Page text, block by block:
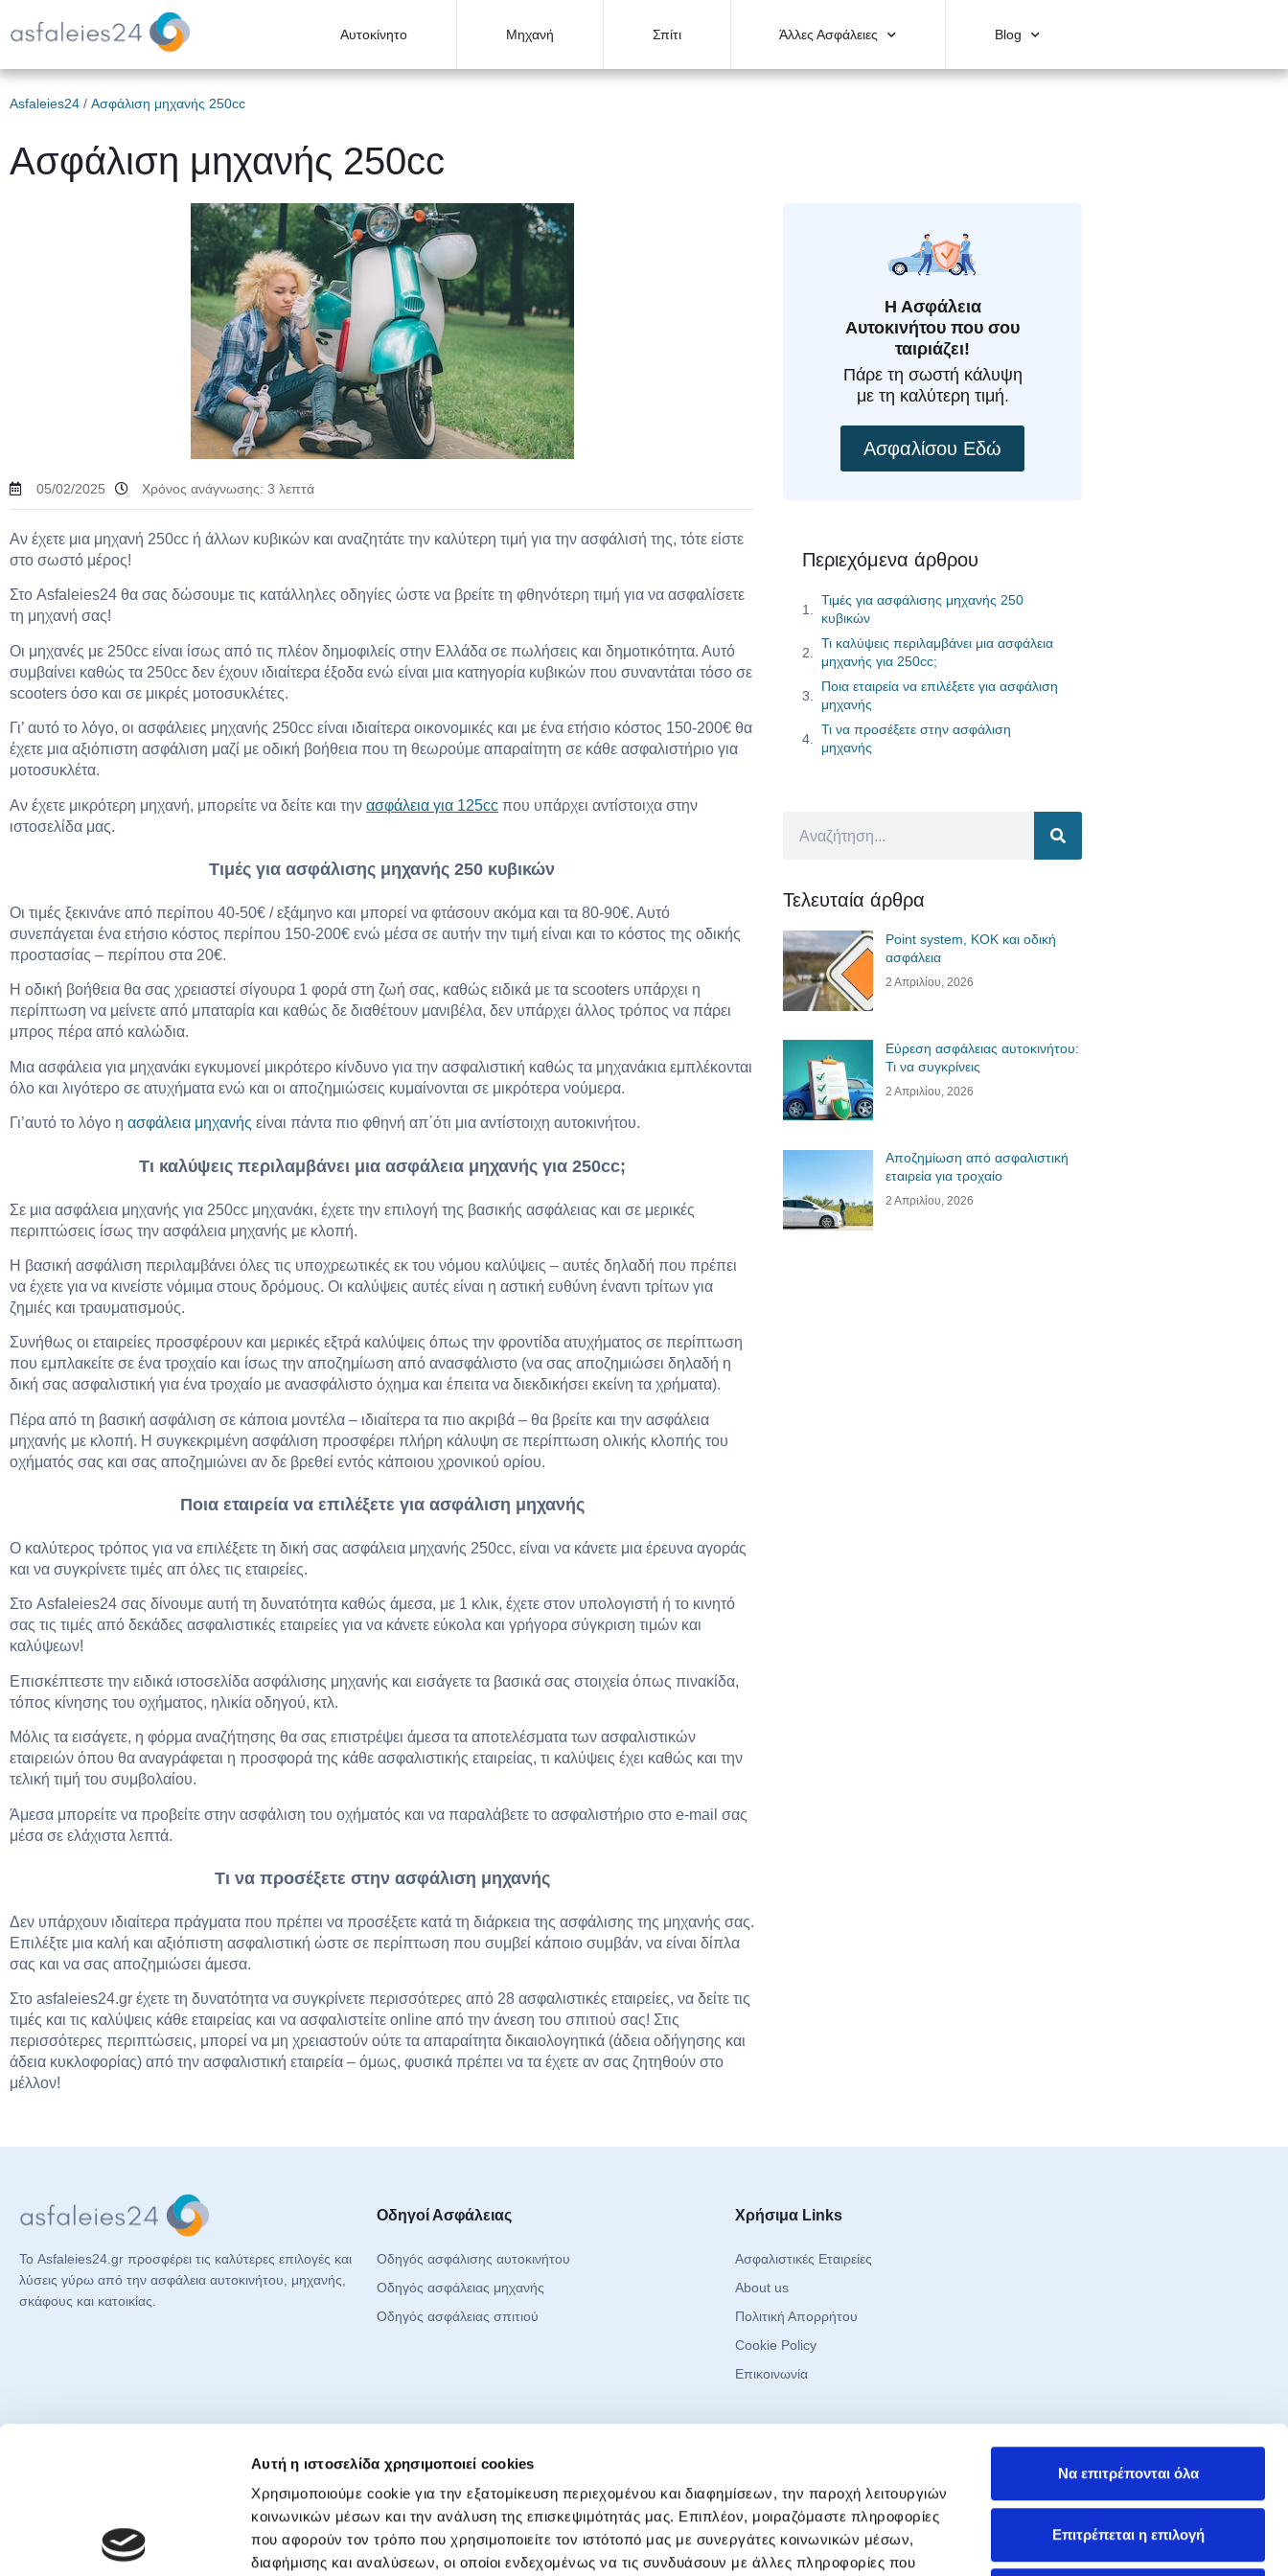
Αυτή η ιστοσελίδα χρησιμοποιεί cookies
Χρησιμοποιούμε cookie για την εξατομίκευση περιεχομένου και διαφημίσεων, την παροχή λειτουργιών
κοινωνικών μέσων και την ανάλυση της επισκεψιμότητάς μας. Επιπλέον, μοιραζόμαστε πληροφορίες
που αφορούν τον τρόπο που χρησιμοποιείτε τον ιστότοπό μας με συνεργάτες κοινωνικών μέσων,
διαφήμισης και αναλύσεων, οι οποίοι ενδεχομένως να τις συνδυάσουν με άλλες πληροφορίες που
Να επιτρέπονται όλα
Επιτρέπεται η επιλογή
Αυτοκίνητο Μηχανή Σπίτι Άλλες Ασφάλειες Blog
Asfaleies24 / Ασφάλιση μηχανής 250cc
Ασφάλιση μηχανής 250cc
05/02/2025 Χρόνος ανάγνωσης: 3 λεπτά
Αν έχετε μια μηχανή 250cc ή άλλων κυβικών και αναζητάτε την καλύτερη τιμή για την ασφάλισή της, τότε είστε
στο σωστό μέρος!
Στο Asfaleies24 θα σας δώσουμε τις κατάλληλες οδηγίες ώστε να βρείτε τη φθηνότερη τιμή για να ασφαλίσετε
τη μηχανή σας!
Οι μηχανές με 250cc είναι ίσως από τις πλέον δημοφιλείς στην Ελλάδα σε πωλήσεις και δημοτικότητα. Αυτό
συμβαίνει καθώς τα 250cc δεν έχουν ιδιαίτερα έξοδα ενώ είναι μια κατηγορία κυβικών που συναντάται τόσο σε
scooters όσο και σε μικρές μοτοσυκλέτες.
Γι’ αυτό το λόγο, οι ασφάλειες μηχανής 250cc είναι ιδιαίτερα οικονομικές και με ένα ετήσιο κόστος 150-200€ θα
έχετε μια αξιόπιστη ασφάλιση μαζί με οδική βοήθεια που τη θεωρούμε απαραίτητη σε κάθε ασφαλιστήριο για
μοτοσυκλέτα.
Αν έχετε μικρότερη μηχανή, μπορείτε να δείτε και την ασφάλεια για 125cc που υπάρχει αντίστοιχα στην
ιστοσελίδα μας.
Τιμές για ασφάλισης μηχανής 250 κυβικών
Οι τιμές ξεκινάνε από περίπου 40-50€ / εξάμηνο και μπορεί να φτάσουν ακόμα και τα 80-90€. Αυτό
συνεπάγεται ένα ετήσιο κόστος περίπου 150-200€ ενώ μέσα σε αυτήν την τιμή είναι και το κόστος της οδικής
προστασίας – περίπου στα 20€.
Η οδική βοήθεια θα σας χρειαστεί σίγουρα 1 φορά στη ζωή σας, καθώς ειδικά με τα scooters υπάρχει η
περίπτωση να μείνετε από μπαταρία και καθώς δε διαθέτουν μανιβέλα, δεν υπάρχει άλλος τρόπος να πάρει
μπρος πέρα από καλώδια.
Μια ασφάλεια για μηχανάκι εγκυμονεί μικρότερο κίνδυνο για την ασφαλιστική καθώς τα μηχανάκια εμπλέκονται
όλο και λιγότερο σε ατυχήματα ενώ και οι αποζημιώσεις κυμαίνονται σε μικρότερα νούμερα.
Γι’αυτό το λόγο η ασφάλεια μηχανής είναι πάντα πιο φθηνή απ΄ότι μια αντίστοιχη αυτοκινήτου.
Τι καλύψεις περιλαμβάνει μια ασφάλεια μηχανής για 250cc;
Σε μια ασφάλεια μηχανής για 250cc μηχανάκι, έχετε την επιλογή της βασικής ασφάλειας και σε μερικές
περιπτώσεις ίσως την ασφάλεια μηχανής με κλοπή.
Η βασική ασφάλιση περιλαμβάνει όλες τις υποχρεωτικές εκ του νόμου καλύψεις – αυτές δηλαδή που πρέπει
να έχετε για να κινείστε νόμιμα στους δρόμους. Οι καλύψεις αυτές είναι η αστική ευθύνη έναντι τρίτων για
ζημιές και τραυματισμούς.
Συνήθως οι εταιρείες προσφέρουν και μερικές εξτρά καλύψεις όπως την φροντίδα ατυχήματος σε περίπτωση
που εμπλακείτε σε ένα τροχαίο και ίσως την αποζημίωση από ανασφάλιστο (να σας αποζημιώσει δηλαδή η
δική σας ασφαλιστική για ένα τροχαίο με ανασφάλιστο όχημα και έπειτα να διεκδικήσει εκείνη τα χρήματα).
Πέρα από τη βασική ασφάλιση σε κάποια μοντέλα – ιδιαίτερα τα πιο ακριβά – θα βρείτε και την ασφάλεια
μηχανής με κλοπή. Η συγκεκριμένη ασφάλιση προσφέρει πλήρη κάλυψη σε περίπτωση ολικής κλοπής του
οχήματός σας και σας αποζημιώνει αν δε βρεθεί εντός κάποιου χρονικού ορίου.
Ποια εταιρεία να επιλέξετε για ασφάλιση μηχανής
Ο καλύτερος τρόπος για να επιλέξετε τη δική σας ασφάλεια μηχανής 250cc, είναι να κάνετε μια έρευνα αγοράς
και να συγκρίνετε τιμές απ όλες τις εταιρείες.
Στο Asfaleies24 σας δίνουμε αυτή τη δυνατότητα καθώς άμεσα, με 1 κλικ, έχετε στον υπολογιστή ή το κινητό
σας τις τιμές από δεκάδες ασφαλιστικές εταιρείες για να κάνετε εύκολα και γρήγορα σύγκριση τιμών και
καλύψεων!
Επισκέπτεστε την ειδικά ιστοσελίδα ασφάλισης μηχανής και εισάγετε τα βασικά σας στοιχεία όπως πινακίδα,
τόπος κίνησης του οχήματος, ηλικία οδηγού, κτλ.
Μόλις τα εισάγετε, η φόρμα αναζήτησης θα σας επιστρέψει άμεσα τα αποτελέσματα των ασφαλιστικών
εταιρειών όπου θα αναγράφεται η προσφορά της κάθε ασφαλιστικής εταιρείας, τι καλύψεις έχει καθώς και την
τελική τιμή του συμβολαίου.
Άμεσα μπορείτε να προβείτε στην ασφάλιση του οχήματός και να παραλάβετε το ασφαλιστήριο στο e-mail σας
μέσα σε ελάχιστα λεπτά.
Τι να προσέξετε στην ασφάλιση μηχανής
Δεν υπάρχουν ιδιαίτερα πράγματα που πρέπει να προσέξετε κατά τη διάρκεια της ασφάλισης της μηχανής σας.
Επιλέξτε μια καλή και αξιόπιστη ασφαλιστική ώστε σε περίπτωση που συμβεί κάποιο συμβάν, να είναι δίπλα
σας και να σας αποζημιώσει άμεσα.
Στο asfaleies24.gr έχετε τη δυνατότητα να συγκρίνετε περισσότερες από 28 ασφαλιστικές εταιρείες, να δείτε τις
τιμές και τις καλύψεις κάθε εταιρείας και να ασφαλιστείτε online από την άνεση του σπιτιού σας! Στις
περισσότερες περιπτώσεις, μπορεί να μη χρειαστούν ούτε τα απαραίτητα δικαιολογητικά (άδεια οδήγησης και
άδεια κυκλοφορίας) από την ασφαλιστική εταιρεία – όμως, φυσικά πρέπει να τα έχετε αν σας ζητηθούν στο
μέλλον!
Η Ασφάλεια
Αυτοκινήτου που σου
ταιριάζει!
Πάρε τη σωστή κάλυψη
με τη καλύτερη τιμή.
Ασφαλίσου Εδώ
Περιεχόμενα άρθρου
Τιμές για ασφάλισης μηχανής 250
κυβικών
Τι καλύψεις περιλαμβάνει μια ασφάλεια
μηχανής για 250cc;
Ποια εταιρεία να επιλέξετε για ασφάλιση
μηχανής
Τι να προσέξετε στην ασφάλιση
μηχανής
Τελευταία άρθρα
Point system, ΚΟΚ και οδική
ασφάλεια
2 Απριλίου, 2026
Εύρεση ασφάλειας αυτοκινήτου:
Τι να συγκρίνεις
2 Απριλίου, 2026
Αποζημίωση από ασφαλιστική
εταιρεία για τροχαίο
2 Απριλίου, 2026
Το Asfaleies24.gr προσφέρει τις καλύτερες επιλογές και
λύσεις γύρω από την ασφάλεια αυτοκινήτου, μηχανής,
σκάφους και κατοικίας.
Οδηγοί Ασφάλειας
Οδηγός ασφάλισης αυτοκινήτου
Οδηγός ασφάλειας μηχανής
Οδηγός ασφάλειας σπιτιού
Χρήσιμα Links
Ασφαλιστικές Εταιρείες
About us
Πολιτική Απορρήτου
Cookie Policy
Επικοινωνία
Προσυμβατική ενημέρωση
Facebook
Instagram
Νέα, συμβουλές και εξελίξεις στον χώρο της ασφάλισης.
Επιθυμώ να λαμβάνω Προσφορές, Ενημερώσεις &